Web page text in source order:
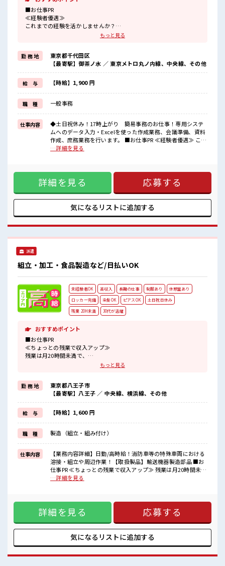
■お仕事PR
≪経験者優遇≫
これまでの経験を活かしませんか？
≪プライベートが充実する≫
場合によってはお願いすることもありますが、
残業はほとんどナシ！
≪週休2日制≫
週末は家族や友人と一緒にプライベート満喫！
≪ヘアカラーOKで自由な雰囲気の職場≫
明るすぎたり奇抜でなければ基本的に自由！
(規定有)≪収入アップを目指せる≫
高時給だらけの派遣のお仕事です！
■職場の雰囲気
明るすぎたり奇抜過ぎなければヘアカラーOK！
活気あふれる20代活躍中の職場です☆
もっと見る
勤 務 地
東京都千代田区
【最寄駅】御茶ノ水 ／ 東京メトロ丸ノ内線、中央線、その他
給 与 【時給】1,900 円
職 種 一般事務
仕事内容
◆土日祝休み！17時上がり 簡易事務のお仕事！専用システ
ムへのデータ入力・Excelを使った作成業務、会議準備、資料
作成、庶務業務を行います。 ■お仕事PR ≪経験者優遇≫ これ
までの経験を活かしませんか？ ブランクがあっても大丈夫♪
ほとんどナシ！ ≪週休2日制≫ 週末は家族や友人と一緒にプ
ライベート満喫！ ≪ヘアカラーOKで自由な雰囲気の職場≫
明るすぎたり奇抜でなければ基本的に自由！ (規定有)≪収入
アップを目指せる≫ 高時給だらけの派遣のお仕事です！ ■職
場の雰囲気 明るすぎたり奇抜過ぎなければヘアカラーOK！
活気あふれる20代活躍中の職場です☆ 休憩室完備でランチや
…詳細を見る
詳細を見る 応募する
気になるリストに追加する
派遣
組立・加工・食品製造など/日払いOK
未経験者OK 高収入 長期の仕事 制服あり
休憩室あり
ロッカー完備
染髪OK ピアスOK
土日祝日休み
残業 20H未満
30代が活躍
おすすめポイント
■お仕事PR
≪ちょっとの残業で収入アップ≫
残業は月20時間未満で、
家族や友人と一緒にプライベート満喫！
≪ヘアカラーOKで自由な雰囲気の職場≫
明るすぎたり奇抜でなければ基本的に自由！
(規定有)≪機能的な制服アリ≫
制服があるので、
毎日の服装の悩み解消♪
≪未経験でも活躍できる≫
新しいことにチャレンジするのは不安だけど、
しっかり働く環境が整っています！
イチからスキルUP・ステップUP目指していきましょう！
■職場の雰囲気
髪型・髪色自由♪
一息つける休憩スペースもあります！
職場にはロッカー完備！
私物の置きすぎには注意が必要ですね★
もっと見る
勤 務 地
東京都八王子市
【最寄駅】八王子 ／ 中央線、横浜線、その他
給 与 【時給】1,600 円
職 種 製造（組立・組み付け）
仕事内容
【業務内容詳細】日勤/高時給！消防車等の特殊車両における
溶接・組立や周辺作業！【取扱製品】輸送機器製造部品 ■お
仕事PR ≪ちょっとの残業で収入アップ≫ 残業は月20時間未満
で、 ほどよく稼げます♪ ≪土日祝休のお仕事≫ 家族や友人と
有)≪機能的な制服アリ≫ 制服があるので、 毎日の服装の悩
み解消♪ ≪未経験でも活躍できる≫ 新しいことにチャレンジ
するのは不安だけど、 しっかり働く環境が整っています！ イ
チからスキルUP・ステップUP目指していきましょう！ ■職
場の雰囲気 髪型・髪色自由♪ 派手過ぎなければOKだから、
モチベーションもUP！ 一息つける休憩スペースもあります！
ね★
…詳細を見る
詳細を見る 応募する
気になるリストに追加する